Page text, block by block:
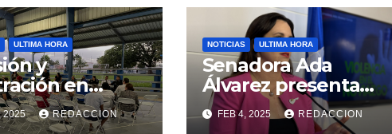
ULTIMA HORA
y
en
sobre
en
2025 REDACCION
NOTICIAS ULTIMA HORA
Senadora Ada
Álvarez presenta
medidas ante la
violencia en el
FEB 4, 2025 REDACCION